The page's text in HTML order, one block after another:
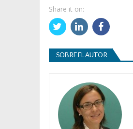
Share it on:
SOBRE EL AUTOR